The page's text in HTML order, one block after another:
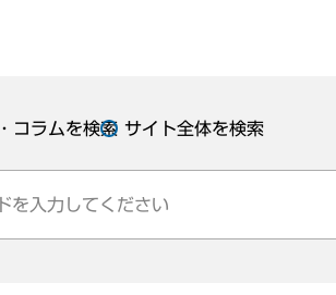
コラムを検索 サイト全体を検索